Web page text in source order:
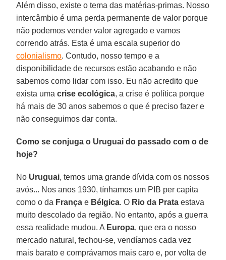
Além disso, existe o tema das matérias-primas. Nosso
intercâmbio é uma perda permanente de valor porque
não podemos vender valor agregado e vamos
correndo atrás. Esta é uma escala superior do
colonialismo. Contudo, nosso tempo e a
disponibilidade de recursos estão acabando e não
sabemos como lidar com isso. Eu não acredito que
exista umacrise ecológica, a crise é política porque
há mais de 30 anos sabemos o que é preciso fazer e
não conseguimos dar conta.
Como se conjuga o Uruguai do passado com o de
hoje?
No Uruguai, temos uma grande dívida com os nossos
avós... Nos anos 1930, tínhamos um PIB per capita
como o da França e Bélgica. O Rio da Prata estava
muito descolado da região. No entanto, após a guerra
essa realidade mudou. A Europa, que era o nosso
mercado natural, fechou-se, vendíamos cada vez
mais barato e comprávamos mais caro e, por volta de